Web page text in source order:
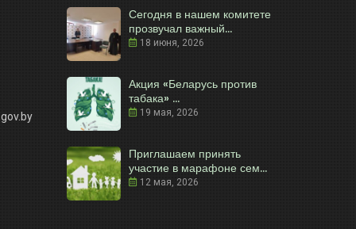
Сегодня в нашем комитете
прозвучал важный...
18 июня, 2026
Акция «Беларусь против
табака» ...
19 мая, 2026
Приглашаем принять
участие в марафоне сем...
12 мая, 2026